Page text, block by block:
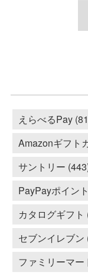
えらべるPay
Amazonギフト
サントリー
PayPayポイン
カタログギフト
セブンイレブン
ファミリーマー